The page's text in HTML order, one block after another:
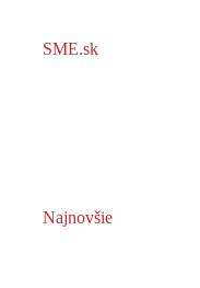
SME.sk
Najnovšie